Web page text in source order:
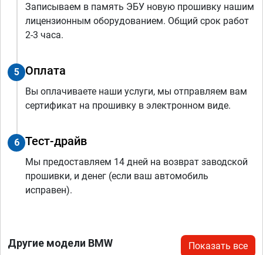
Записываем в память ЭБУ новую прошивку нашим
лицензионным оборудованием. Общий срок работ
2-3 часа.
5 Оплата
Вы оплачиваете наши услуги, мы отправляем вам
сертификат на прошивку в электронном виде.
6 Тест-драйв
Мы предоставляем 14 дней на возврат заводской
прошивки, и денег (если ваш автомобиль
исправен).
Другие модели BMW Показать все